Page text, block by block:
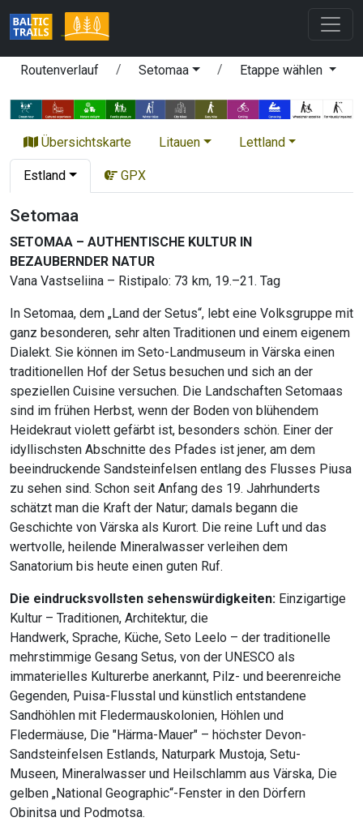
Routenverlauf Setomaa Etappe wählen
Übersichtskarte Litauen Lettland
Estland GPX
Setomaa
SETOMAA – AUTHENTISCHE KULTUR IN
BEZAUBERNDER NATUR
Vana Vastseliina – Ristipalo: 73 km, 19.–21. Tag
In Setomaa, dem „Land der Setus“, lebt eine Volksgruppe mit
ganz besonderen, sehr alten Traditionen und einem eigenem
Dialekt. Sie können im Seto-Landmuseum in Värska einen
traditionellen Hof der Setus besuchen und sich an der
speziellen Cuisine versuchen. Die Landschaften Setomaas
sind im frühen Herbst, wenn der Boden von blühendem
Heidekraut violett gefärbt ist, besonders schön. Einer der
idyllischsten Abschnitte des Pfades ist jener, am dem
beeindruckende Sandsteinfelsen entlang des Flusses Piusa
zu sehen sind. Schon seit Anfang des 19. Jahrhunderts
schätzt man die Kraft der Natur; damals begann die
Geschichte von Värska als Kurort. Die reine Luft und das
wertvolle, heilende Mineralwasser verleihen dem
Sanatorium bis heute einen guten Ruf.
Die eindrucksvollsten sehenswürdigkeiten: Einzigartige
Kultur – Traditionen, Architektur, die
Handwerk, Sprache, Küche, Seto Leelo – der traditionelle
mehrstimmige Gesang Setus, von der UNESCO als
immaterielles Kulturerbe anerkannt, Pilz- und beerenreiche
Gegenden, Puisa-Flusstal und künstlich entstandene
Sandhöhlen mit Fledermauskolonien, Höhlen und
Fledermäuse, Die "Härma-Mauer" – höchster Devon-
Sandsteinfelsen Estlands, Naturpark Mustoja, Setu-
Museen, Mineralwasser und Heilschlamm aus Värska, Die
gelben „National Geographic“-Fenster in den Dörfern
Obinitsa und Podmotsa.